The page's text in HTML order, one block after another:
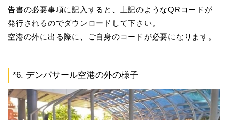
告書の必要事項に記入すると、上記のようなQRコードが
発行されるのでダウンロードして下さい。
空港の外に出る際に、ご自身のコードが必要になります。
*6. デンパサール空港の外の様子